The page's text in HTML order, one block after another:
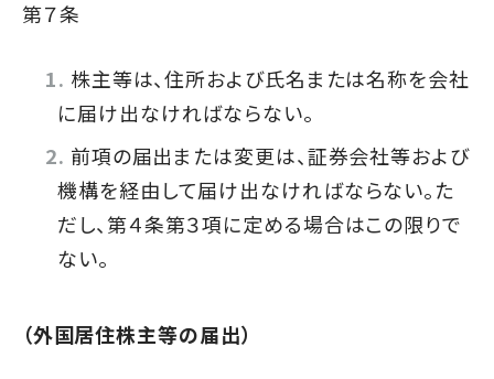
第７条
株主等は、住所および氏名または名称を会社
に届け出なければならない。
前項の届出または変更は、証券会社等および
機構を経由して届け出なければならない。た
だし、第４条第３項に定める場合はこの限りで
ない。
（外国居住株主等の届出）